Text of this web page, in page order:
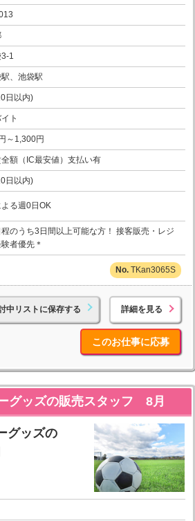
1
、池袋駅
日以内)
ト
～1,300円
全額（IC最安値）支払い有
日以内)
る週0日OK
のうち3日間以上可能な方！ 接客販売・レジ
者優先＊
TKan3065S
中リストに保存する 詳細を見る
このお仕事に応募
グッズの販売スタッフ 8月
グッズの